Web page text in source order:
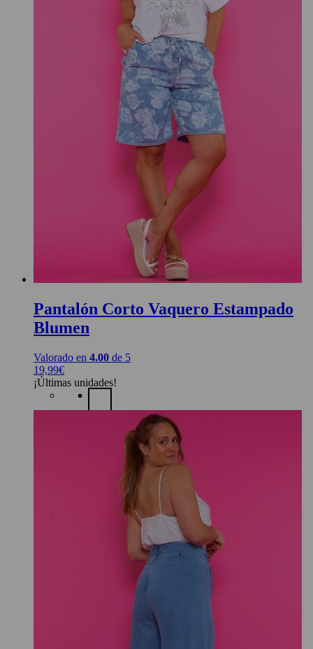
Pantalón Corto Vaquero Estampado
Blumen
Valorado en 4.00 de 5
19,99€
¡Últimas unidades!